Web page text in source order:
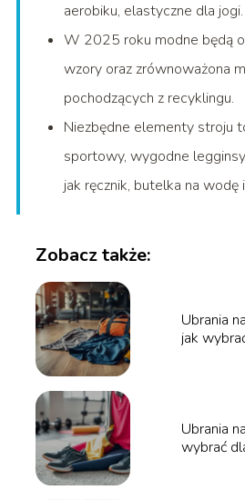
aerobiku, elastyczne dla jogi.
W 2025 roku modne będą
wzory oraz zrównoważona
pochodzących z recyklingu.
Niezbędne elementy stroju
sportowy, wygodne
jak ręcznik, butelka na wodę
Zobacz także:
Ubrania
jak
Ubrania
wybrać